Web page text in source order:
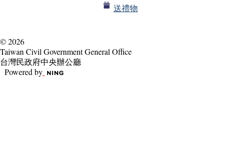
送禮物
© 2026
Taiwan Civil Government General Office
台灣民政府中央辦公廳
Powered by